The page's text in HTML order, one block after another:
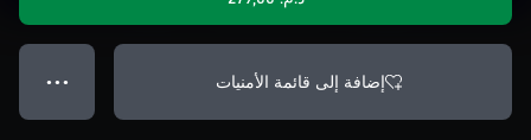
إضافة إلى قائمة الأمنيات ● ● ●